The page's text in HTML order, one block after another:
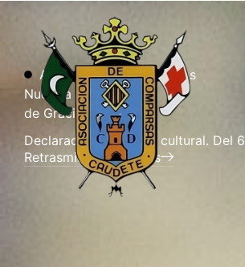
Asociación de comparsas
Nuestra Señora
de Gracia
Declaradas de interés cultural. Del
Retrasmisión de Actos